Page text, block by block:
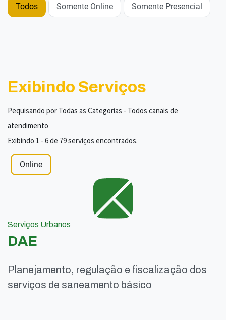
Todos Somente Online Somente Presencial
Exibindo Serviços
Pequisando por Todas as Categorias - Todos canais de
atendimento
Exibindo 1 - 6 de 79 serviços encontrados.
Online
Serviços Urbanos
DAE
Planejamento, regulação e fiscalização dos
serviços de saneamento básico